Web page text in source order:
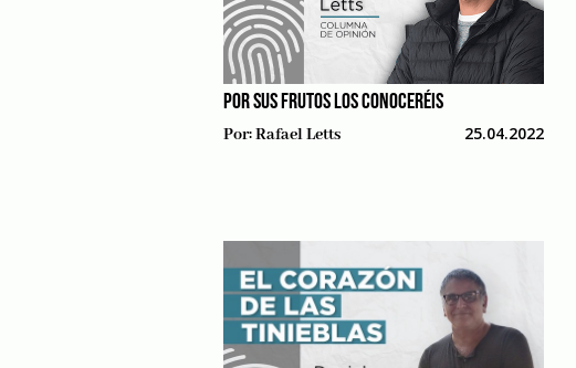
POR SUS FRUTOS LOS CONOCERÉIS
Por:Rafael Letts 25.04.2022